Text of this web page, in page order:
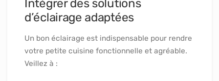
Intégrer des solutions
d’éclairage adaptées
Un bon éclairage est indispensable pour rendre
votre petite cuisine fonctionnelle et agréable.
Veillez à :